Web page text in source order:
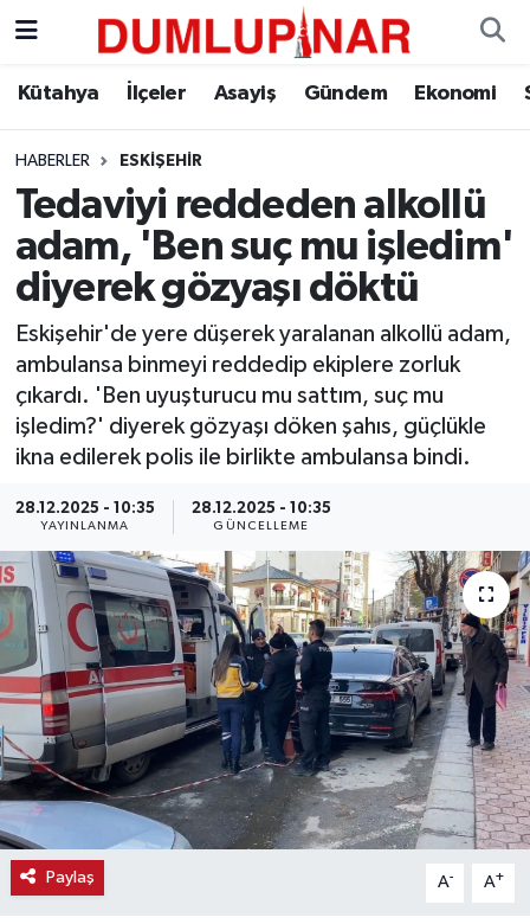
Kütahya İlçeler Asayiş Gündem Ekonomi
HABERLER ESKIŞEHIR
Tedaviyi reddeden alkollü
adam, 'Ben suç mu işledim'
diyerek gözyaşı döktü
Eskişehir'de yere düşerek yaralanan alkollü adam,
ambulansa binmeyi reddedip ekiplere zorluk
çıkardı. 'Ben uyuşturucu mu sattım, suç mu
işledim?' diyerek gözyaşı döken şahıs, güçlükle
ikna edilerek polis ile birlikte ambulansa bindi.
28.12.2025 - 10:35
YAYINLANMA
28.12.2025 - 10:35
GÜNCELLEME
Paylaş A- A+
Asayiş
Diğer
Dünya
Eğitim
Ekonomi
Eleman
Emlak
Gündem
Haber
Haber İlanlar
Kültür-Sanat
Magazin
Resmi İlanlar
Sağlık
Kütahya Hava Durumu
Kütahya Trafik Yoğunluk Haritası
Süper Lig Puan Durumu ve Fikstür
Tüm Manşetler
Son Dakika Haberleri
Haber Arşivi